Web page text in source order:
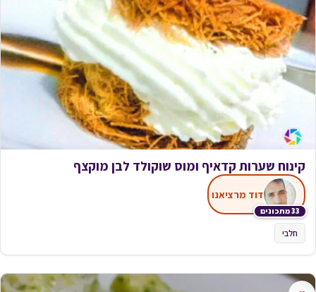
קינוח שערות קדאיף ומוס שוקולד לבן מוקצף
33 מתכונים
דוד מרציאנו
חלבי